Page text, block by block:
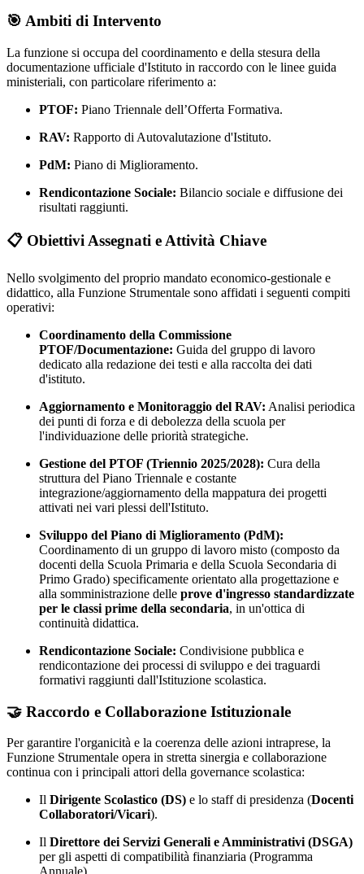
🎯 Ambiti di Intervento
La funzione si occupa del coordinamento e della stesura della
documentazione ufficiale d'Istituto in raccordo con le linee guida
ministeriali, con particolare riferimento a:
PTOF: Piano Triennale dell’Offerta Formativa.
RAV: Rapporto di Autovalutazione d'Istituto.
PdM: Piano di Miglioramento.
Rendicontazione Sociale: Bilancio sociale e diffusione dei
risultati raggiunti.
📋 Obiettivi Assegnati e Attività Chiave
Nello svolgimento del proprio mandato economico-gestionale e
didattico, alla Funzione Strumentale sono affidati i seguenti compiti
operativi:
Coordinamento della Commissione
PTOF/Documentazione: Guida del gruppo di lavoro
dedicato alla redazione dei testi e alla raccolta dei dati
d'istituto.
Aggiornamento e Monitoraggio del RAV: Analisi periodica
dei punti di forza e di debolezza della scuola per
l'individuazione delle priorità strategiche.
Gestione del PTOF (Triennio 2025/2028): Cura della
struttura del Piano Triennale e costante
integrazione/aggiornamento della mappatura dei progetti
attivati nei vari plessi dell'Istituto.
Sviluppo del Piano di Miglioramento (PdM):
Coordinamento di un gruppo di lavoro misto (composto da
docenti della Scuola Primaria e della Scuola Secondaria di
Primo Grado) specificamente orientato alla progettazione e
alla somministrazione delle prove d'ingresso standardizzate
per le classi prime della secondaria, in un'ottica di
continuità didattica.
Rendicontazione Sociale: Condivisione pubblica e
rendicontazione dei processi di sviluppo e dei traguardi
formativi raggiunti dall'Istituzione scolastica.
🤝 Raccordo e Collaborazione Istituzionale
Per garantire l'organicità e la coerenza delle azioni intraprese, la
Funzione Strumentale opera in stretta sinergia e collaborazione
continua con i principali attori della governance scolastica:
Il Dirigente Scolastico (DS) e lo staff di presidenza (Docenti
Collaboratori/Vicari).
Il Direttore dei Servizi Generali e Amministrativi (DSGA)
per gli aspetti di compatibilità finanziaria (Programma